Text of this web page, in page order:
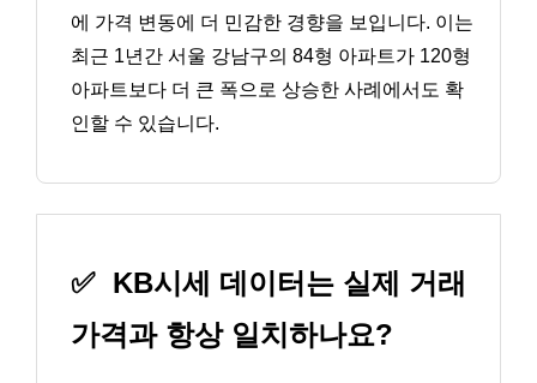
에 가격 변동에 더 민감한 경향을 보입니다. 이는
최근 1년간 서울 강남구의 84형 아파트가 120형
아파트보다 더 큰 폭으로 상승한 사례에서도 확
인할 수 있습니다.
✅ KB시세 데이터는 실제 거래
가격과 항상 일치하나요?